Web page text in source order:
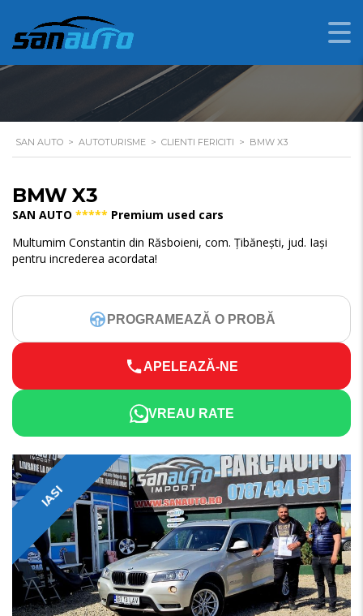
BMW X3
SAN AUTO > AUTOTURISME > CLIENTI FERICITI > BMW X3
BMW X3
SAN AUTO ***** Premium used cars
Multumim Constantin din Răsboieni, com. Țibănești, jud. Iași
pentru increderea acordata!
PROGRAMEAZĂ O PROBĂ
APELEAZĂ-NE
VREAU RATE
IASI